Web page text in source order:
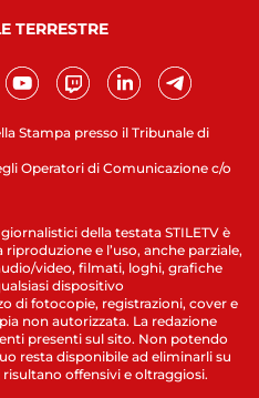
Stampa presso il Tribunale di
Operatori di Comunicazione c/o
TERRESTRE
della testata STILETV è
e l’uso, anche parziale,
video, filmati, loghi, grafiche
dispositivo
di fotocopie, registrazioni, cover e
non autorizzata. La redazione
presenti sul sito. Non potendo
resta disponibile ad eliminarli su
offensivi e oltraggiosi.